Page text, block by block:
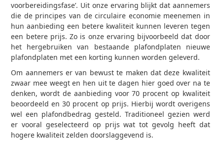
voorbereidingsfase’. Uit onze ervaring blijkt dat aannemers
die de principes van de circulaire economie meenemen in
hun aanbieding een betere kwaliteit kunnen leveren tegen
een betere prijs. Zo is onze ervaring bijvoorbeeld dat door
het hergebruiken van bestaande plafondplaten nieuwe
plafondplaten met een korting kunnen worden geleverd.
Om aannemers er van bewust te maken dat deze kwaliteit
zwaar mee weegt en hen uit te dagen hier goed over na te
denken, wordt de aanbieding voor 70 procent op kwaliteit
beoordeeld en 30 procent op prijs. Hierbij wordt overigens
wel een plafondbedrag gesteld. Traditioneel gezien werd
er vooral geselecteerd op prijs wat tot gevolg heeft dat
hogere kwaliteit zelden doorslaggevend is.